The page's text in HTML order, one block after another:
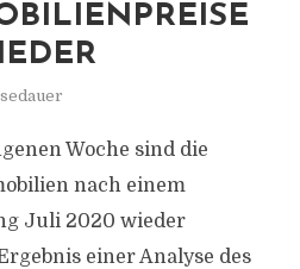
Woche sind die
nach einem
Juli 2020 wieder
einer Analyse des